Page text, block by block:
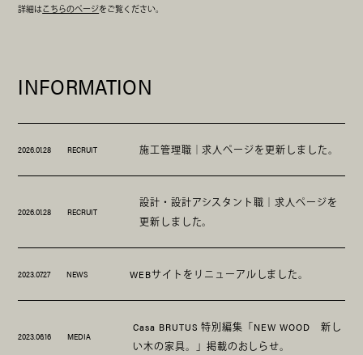
詳細はこちらのページをご覧ください。
INFORMATION
2026.01.28 RECRUIT 施工管理職｜求人ページを更新しました。
2026.01.28 RECRUIT
設計・設計アシスタント職｜求人ページを
更新しました。
2023.07.27 NEWS WEBサイトをリニューアルしました。
2023.06.16 MEDIA
Casa BRUTUS 特別編集「NEW WOOD 新し
い木の家具。」掲載のおしらせ。